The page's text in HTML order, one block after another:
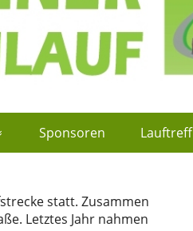
Sponsoren Lauftreff
statt. Zusammen
Letztes Jahr nahmen